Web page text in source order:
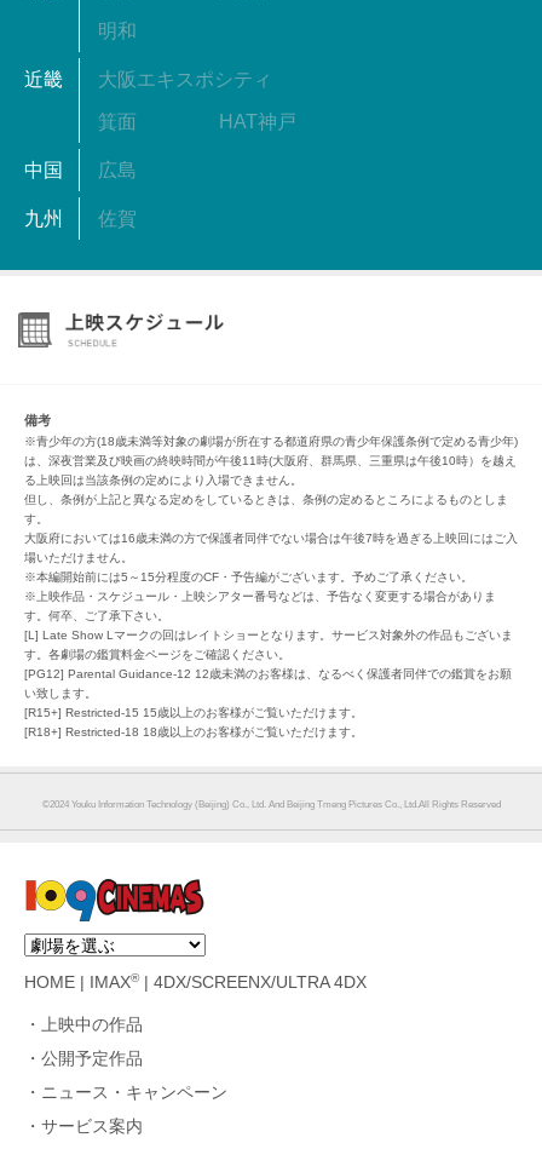
明和
近畿 大阪エキスポシティ
箕面 HAT神戸
中国 広島
九州 佐賀
備考
※青少年の方(18歳未満等対象の劇場が所在する都道府県の青少年保護条例で定める青少年)
は、深夜営業及び映画の終映時間が午後11時(大阪府、群馬県、三重県は午後10時）を越え
る上映回は当該条例の定めにより入場できません。
但し、条例が上記と異なる定めをしているときは、条例の定めるところによるものとしま
す。
大阪府においては16歳未満の方で保護者同伴でない場合は午後7時を過ぎる上映回にはご入
場いただけません。
※本編開始前には5～15分程度のCF・予告編がございます。予めご了承ください。
※上映作品・スケジュール・上映シアター番号などは、予告なく変更する場合がありま
す。何卒、ご了承下さい。
[L] Late Show Lマークの回はレイトショーとなります。サービス対象外の作品もございま
す。各劇場の鑑賞料金ページをご確認ください。
[PG12] Parental Guidance-12 12歳未満のお客様は、なるべく保護者同伴での鑑賞をお願
い致します。
[R15+] Restricted-15 15歳以上のお客様がご覧いただけます。
[R18+] Restricted-18 18歳以上のお客様がご覧いただけます。
©︎2024 Youku Information Technology (Beijing) Co., Ltd. And Beijing Tmeng Pictures Co., Ltd.All Rights Reserved
HOME IMAX®| 4DX/SCREENX/ULTRA 4DX
上映中の作品
公開予定作品
ニュース・キャンペーン
サービス案内